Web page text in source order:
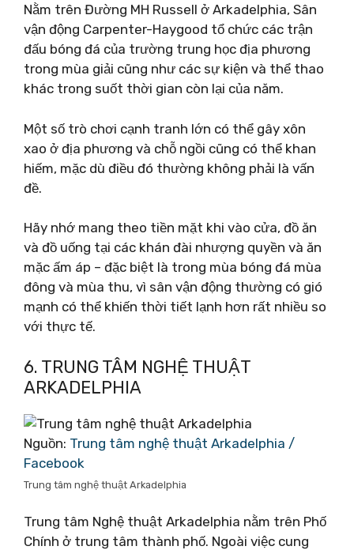
Nằm trên Đường MH Russell ở Arkadelphia, Sân
vận động Carpenter-Haygood tổ chức các trận
đấu bóng đá của trường trung học địa phương
trong mùa giải cũng như các sự kiện và thể thao
khác trong suốt thời gian còn lại của năm.
Một số trò chơi cạnh tranh lớn có thể gây xôn
xao ở địa phương và chỗ ngồi cũng có thể khan
hiếm, mặc dù điều đó thường không phải là vấn
đề.
Hãy nhớ mang theo tiền mặt khi vào cửa, đồ ăn
và đồ uống tại các khán đài nhượng quyền và ăn
mặc ấm áp – đặc biệt là trong mùa bóng đá mùa
đông và mùa thu, vì sân vận động thường có gió
mạnh có thể khiến thời tiết lạnh hơn rất nhiều so
với thực tế.
6. TRUNG TÂM NGHỆ THUẬT
ARKADELPHIA
Nguồn: Trung tâm nghệ thuật Arkadelphia /
Facebook
Trung tâm nghệ thuật Arkadelphia
Trung tâm Nghệ thuật Arkadelphia nằm trên Phố
Chính ở trung tâm thành phố. Ngoài việc cung